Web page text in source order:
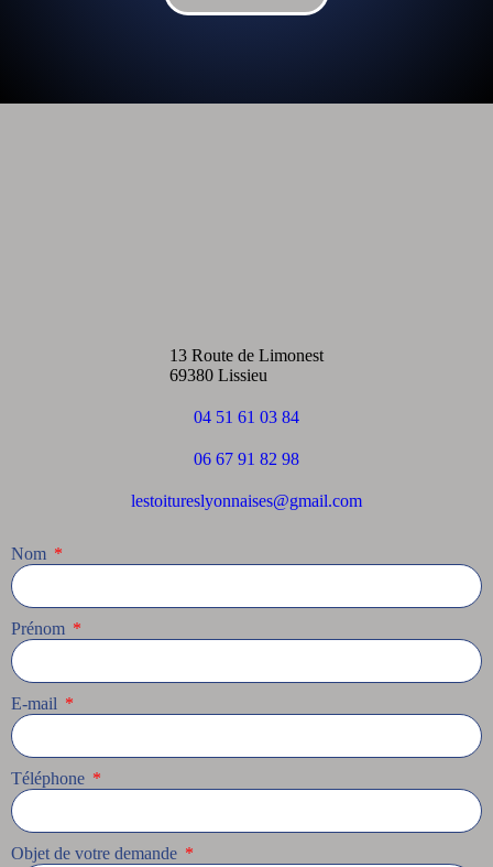
13 Route de Limonest
69380 Lissieu
04 51 61 03 84
06 67 91 82 98
lestoitureslyonnaises@gmail.com
Nom
Prénom
E-mail
Téléphone
Objet de votre demande